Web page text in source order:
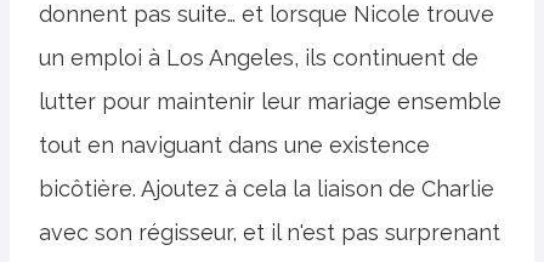
donnent pas suite… et lorsque Nicole trouve
un emploi à Los Angeles, ils continuent de
lutter pour maintenir leur mariage ensemble
tout en naviguant dans une existence
bicôtière. Ajoutez à cela la liaison de Charlie
avec son régisseur, et il n'est pas surprenant